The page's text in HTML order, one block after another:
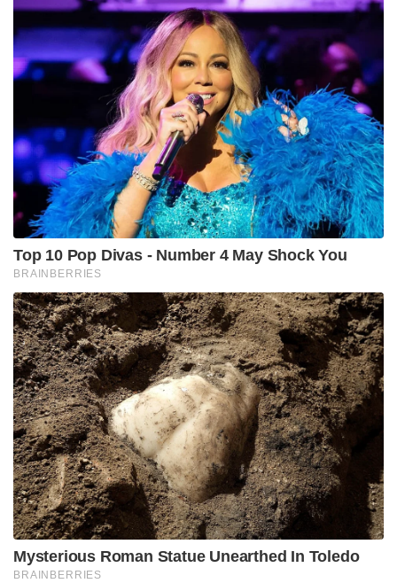
Top 10 Pop Divas - Number 4 May Shock You
BRAINBERRIES
Mysterious Roman Statue Unearthed In Toledo
BRAINBERRIES